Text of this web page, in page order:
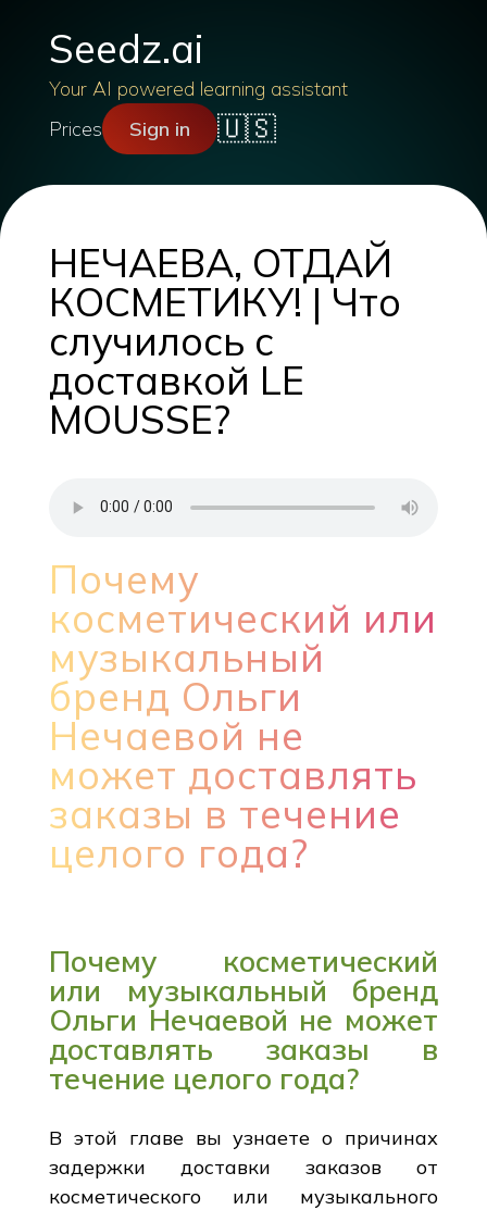
Seedz.ai
Your AI powered learning assistant
Prices
Sign in 🇺🇸
НЕЧАЕВА, ОТДАЙ
КОСМЕТИКУ! | Что
случилось с
доставкой LE
MOUSSE?
Почему
косметический или
музыкальный
бренд Ольги
Нечаевой не
может доставлять
заказы в течение
целого года?
Почему косметический
или музыкальный бренд
Ольги Нечаевой не может
доставлять заказы в
течение целого года?
В этой главе вы узнаете о причинах
задержки доставки заказов от
косметического или музыкального